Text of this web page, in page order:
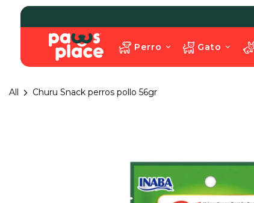
Perro Gato
All Churu Snack perros pollo 56gr